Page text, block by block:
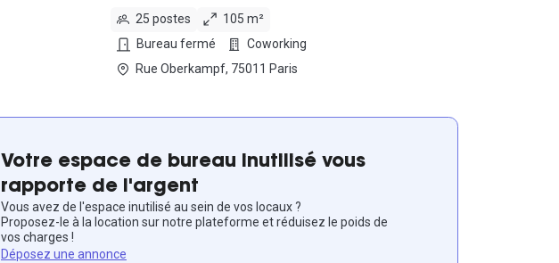
25 postes
105 m²
Bureau fermé
Coworking
Rue Oberkampf, 75011 Paris
Votre espace de bureau inutilisé vous
rapporte de l'argent
Vous avez de l'espace inutilisé au sein de vos locaux ?
Proposez-le à la location sur notre plateforme et réduisez le poids de
vos charges !
Déposez une annonce